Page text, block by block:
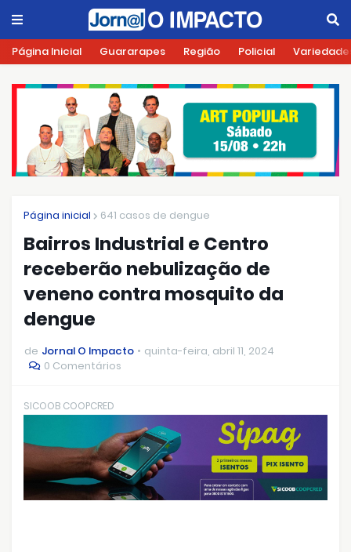
Página Inicial Guararapes Região Policial
Página inicial 641 casos de dengue
Bairros Industrial e Centro
receberão nebulização de
veneno contra mosquito da
dengue
de Jornal O Impacto
quinta-feira, abril 11, 2024
0 Comentários
SICOOB COOPCRED